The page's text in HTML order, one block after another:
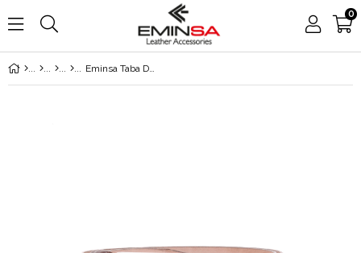
0
Eminsa Taba Deri Erkek Kemer